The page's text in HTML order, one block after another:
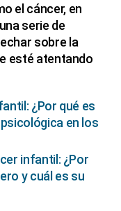
el cáncer, en
serie de
sobre la
esté atentando
¿Por qué es
en los
infantil: ¿Por
y cuál es su